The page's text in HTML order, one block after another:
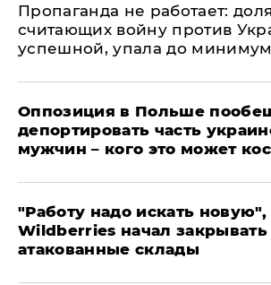
​Пропаганда не работает:
считающих войну против
успешной, упала до
Оппозиция в Польше
депортировать часть
мужчин – кого это может
"Работу надо искать
Wildberries начал закрывать
атакованные склады